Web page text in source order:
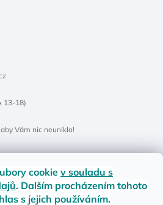
cookie v souladu s
. Dalším procházením tohoto
s jejich používáním.
13-18)
Vám nic neuniklo!